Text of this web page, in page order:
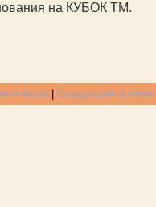
на КУБОК ТМ.
в ветке| Следующее в ветке